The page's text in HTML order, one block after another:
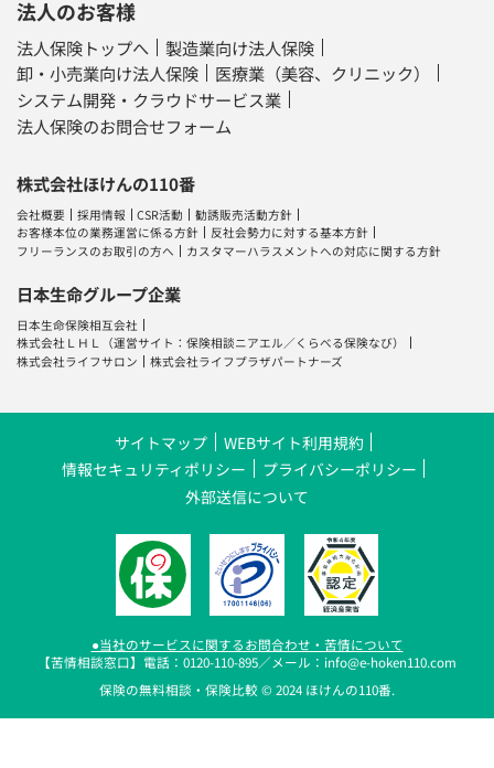
法人保険のお問合せフォーム
株式会社ほけんの110番
会社概要 採用情報 CSR活動
勧誘販売活動方針
お客様本位の業務運営に係る方針
反社会勢力に対する基本方針
フリーランスのお取引の方へ
カスタマーハラスメントへの対応に関する方針
日本生命グループ企業
日本生命保険相互会社
株式会社ＬＨＬ（運営サイト：保険相談ニアエル／くらべる保険なび
株式会社ライフサロン
株式会社ライフプラザパートナーズ
サイトマップ
情報セキュリティポリシー
プライバシーポリシー
●当社のサービスに関するお問合わせ・苦情について
【苦情相談窓口】電話：0120-110-895／メール：info@e-hoken110.com
保険の無料相談・保険比較 © 2024 ほけんの110番.